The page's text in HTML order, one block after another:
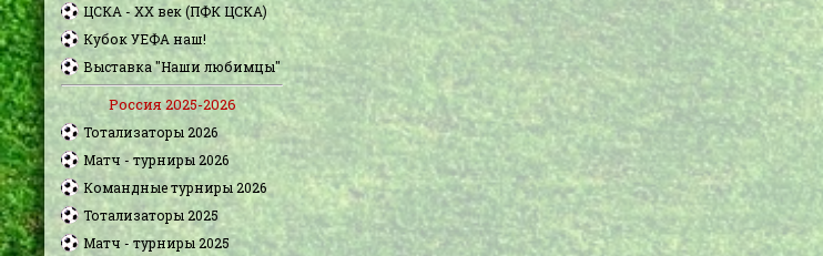
ЦСКА - XX век (ПФК ЦСКА)
Кубок УЕФА наш!
Выставка "Наши любимцы"
Россия 2025-2026
Тотализаторы 2026
Матч - турниры 2026
Командные турниры 2026
Тотализаторы 2025
Матч - турниры 2025